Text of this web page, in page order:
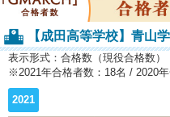
【成田高等学校】青山
表示形式：合格数（現役合格数）
※2021年合格者数：18名 / 2020
2021